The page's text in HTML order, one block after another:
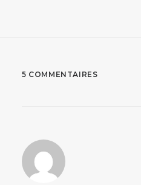
5 COMMENTAIRES